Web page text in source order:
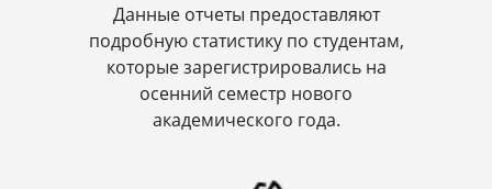
Данные отчеты предоставляют
подробную статистику по студентам,
которые зарегистрировались на
осенний семестр нового
академического года.